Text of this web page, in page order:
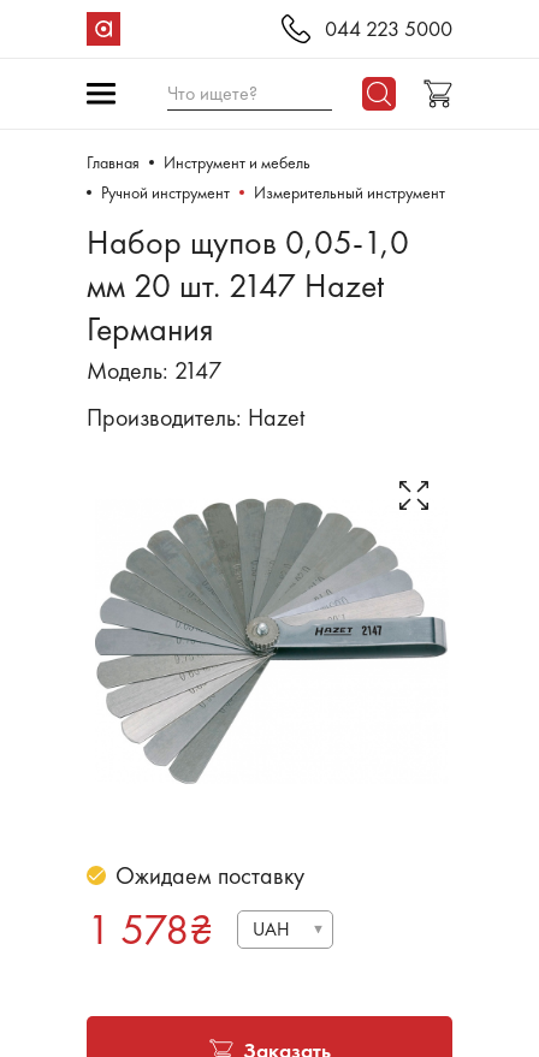
044 223 5000
Что ищете?
Главная
Инструмент и мебель
Ручной инструмент
Измерительный инструмент
Набор щупов 0,05-1,0
мм 20 шт. 2147 Hazet
Германия
Модель: 2147
Производитель: Hazet
Ожидаем поставку
1 578₴ UAH
Заказать